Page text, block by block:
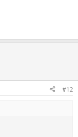
#12